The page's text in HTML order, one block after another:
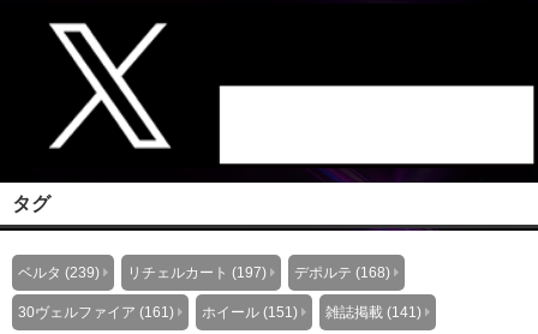
タグ
ベルタ (239) リチェルカート (197) デポルテ (168)
30ヴェルファイア (161) ホイール (151) 雑誌掲載 (141)